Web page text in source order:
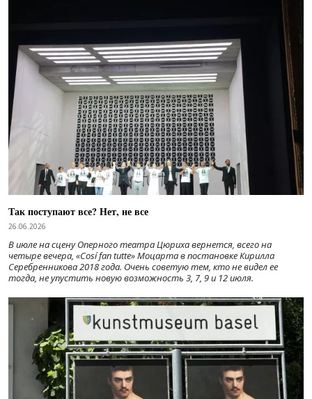
Так поступают все? Нет, не все
26.06.2026
В июле на сцену Оперного театра Цюриха вернется, всего на
четыре вечера, «Cosí fan tutte» Моцарта в постановке Кирилла
Серебренникова 2018 года. Очень советую тем, кто не видел ее
тогда, не упустить новую возможность 3, 7, 9 и 12 июля.